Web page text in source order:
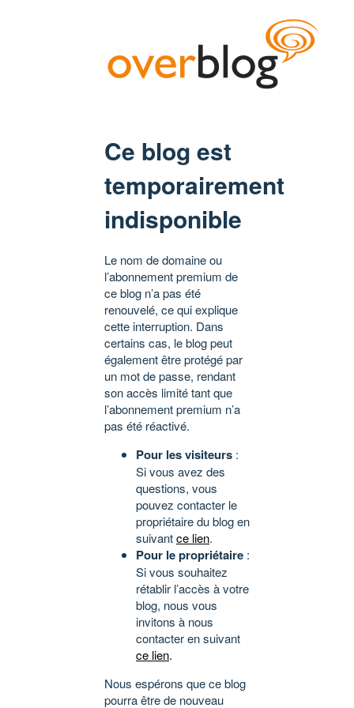
Ce blog est
temporairement
indisponible
Le nom de domaine ou
l’abonnement premium de
ce blog n’a pas été
renouvelé, ce qui explique
cette interruption. Dans
certains cas, le blog peut
également être protégé par
un mot de passe, rendant
son accès limité tant que
l’abonnement premium n’a
pas été réactivé.
Pour les visiteurs :
Si vous avez des
questions, vous
pouvez contacter le
propriétaire du blog en
suivantce lien.
Pour le propriétaire :
Si vous souhaitez
rétablir l’accès à votre
blog, nous vous
invitons à nous
contacter en suivant
ce lien.
Nous espérons que ce blog
pourra être de nouveau